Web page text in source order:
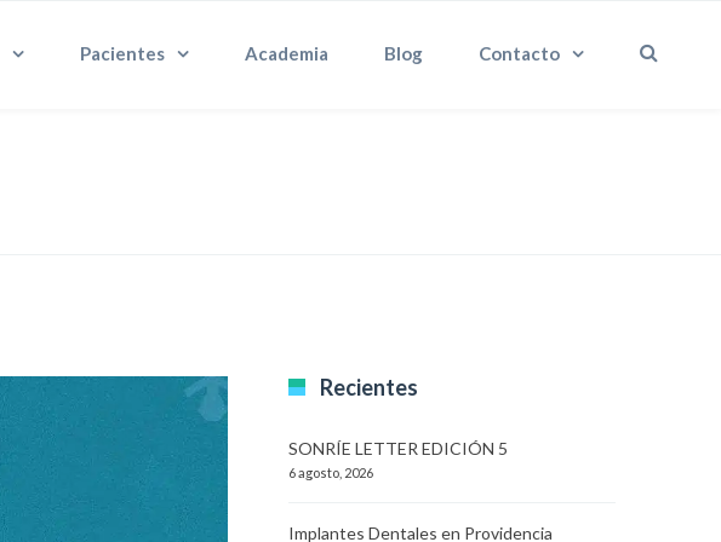
Pacientes Academia Blog Contacto
Recientes
SONRÍE LETTER EDICIÓN 5
6 agosto, 2026
Implantes Dentales en Providencia